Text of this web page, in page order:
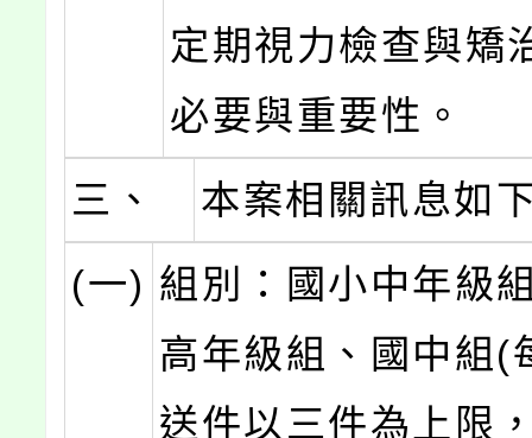
定期視力檢查與矯
必要與重要性。
三、
本案相關訊息如
(一) 組別：國小中年級
高年級組、國中組(
送件以三件為上限